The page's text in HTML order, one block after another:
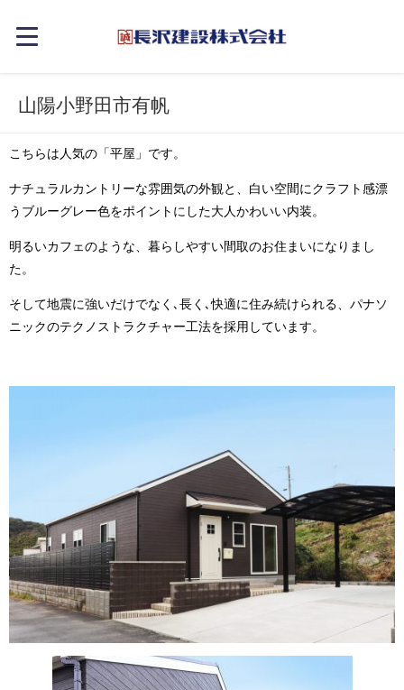
山陽小野田市有帆
こちらは人気の「平屋」です。
ナチュラルカントリーな雰囲気の外観と、白い空間にクラフト感漂
うブルーグレー色をポイントにした大人かわいい内装。
明るいカフェのような、暮らしやすい間取のお住まいになりまし
た。
そして地震に強いだけでなく､長く､快適に住み続けられる、パナソ
ニックのテクノストラクチャー工法を採用しています。